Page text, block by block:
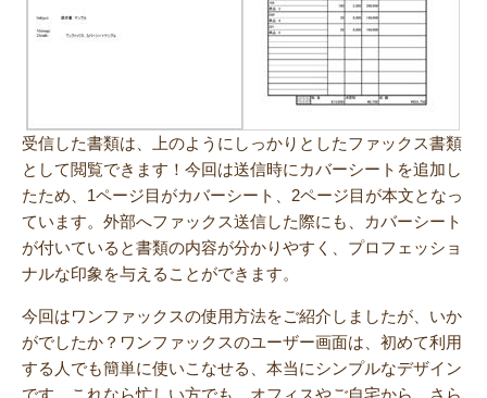
受信した書類は、上のようにしっかりとしたファックス書類
として閲覧できます！今回は送信時にカバーシートを追加し
たため、1ページ目がカバーシート、2ページ目が本文となっ
ています。外部へファックス送信した際にも、カバーシート
が付いていると書類の内容が分かりやすく、プロフェッショ
ナルな印象を与えることができます。
今回はワンファックスの使用方法をご紹介しましたが、いか
がでしたか？ワンファックスのユーザー画面は、初めて利用
する人でも簡単に使いこなせる、本当にシンプルなデザイン
です。これなら忙しい方でも、オフィスやご自宅から、さら